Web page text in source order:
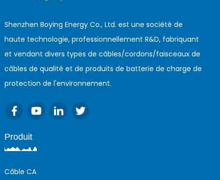
Shenzhen Boying Energy Co., Ltd. est une société de
haute technologie, professionnellement R&D, fabriquant
et vendant divers types de câbles/cordons/faisceaux de
câbles de qualité et de produits de batterie de charge de
protection de l'environnement.
Produit
Câble CA